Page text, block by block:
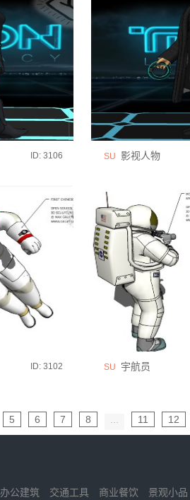
ID: 3106 SU 影视人物
ID: 3102 SU 宇航员
5 6 7 8 11 12
办公建筑 交通工具 商业餐饮 景观小品